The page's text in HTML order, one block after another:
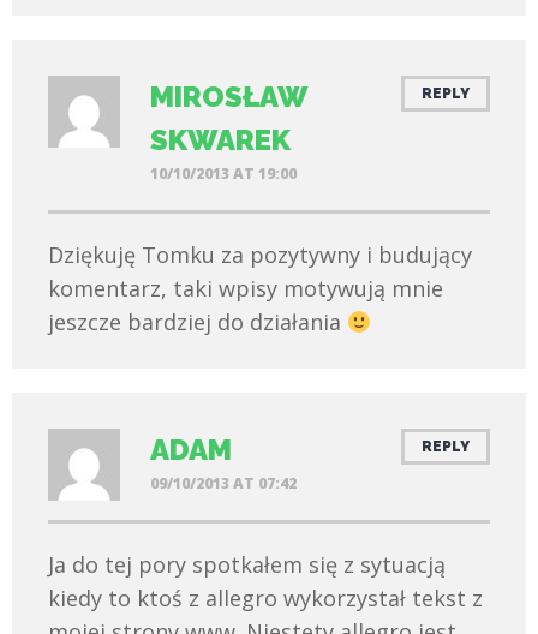
MIROSŁAW
SKWAREK
10/10/2013 AT 19:00
REPLY
Dziękuję Tomku za pozytywny i budujący
komentarz, taki wpisy motywują mnie
jeszcze bardziej do działania
ADAM
09/10/2013 AT 07:42
REPLY
Ja do tej pory spotkałem się z sytuacją
kiedy to ktoś z allegro wykorzystał tekst z